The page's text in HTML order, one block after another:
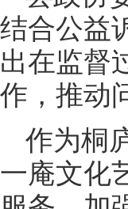
结合公益
出在监督
作，推动
作为桐
一庵文化